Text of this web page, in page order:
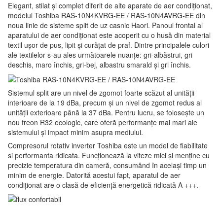
Elegant, stilat și complet diferit de alte aparate de aer condiționat,
modelul Toshiba RAS-10N4KVRG-EE / RAS-10N4AVRG-EE din
noua linie de sisteme split de uz casnic Haori. Panoul frontal al
aparatului de aer condiționat este acoperit cu o husă din material
textil ușor de pus, lipit și curățat de praf. Dintre principalele culori
ale textilelor s-au ales următoarele nuanțe: gri-albăstrui, gri
deschis, maro închis, gri-bej, albastru smarald și gri închis.
Sistemul split are un nivel de zgomot foarte scăzut al unității
interioare de la 19 dBa, precum și un nivel de zgomot redus al
unității exterioare până la 37 dBa. Pentru lucru, se folosește un
nou freon R32 ecologic, care oferă performanțe mai mari ale
sistemului și impact minim asupra mediului.
Compresorul rotativ inverter Toshiba este un model de fiabilitate
si performanta ridicata. Funcționează la viteze mici și menține cu
precizie temperatura din cameră, consumând în același timp un
minim de energie. Datorită acestui fapt, aparatul de aer
condiționat are o clasă de eficiență energetică ridicată A +++.